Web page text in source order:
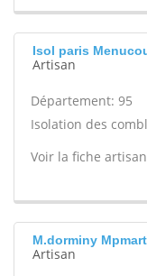
Isol paris
Artisan
Département: 95
Isolation des
Voir la fiche
M.dorminy
Artisan